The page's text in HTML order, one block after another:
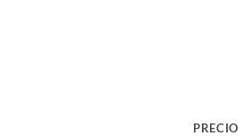
PRECIO